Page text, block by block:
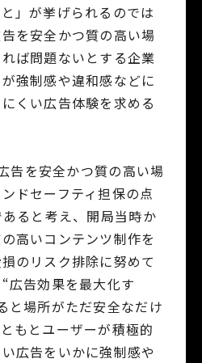
」が挙げられるのでは
を安全かつ質の高い場
ば問題ないとする企業
強制感や違和感などに
くい広告体験を求める
告を安全かつ質の高い場
ドセーフティ担保の点
ると考え、開局当時か
高いコンテンツ制作を
のリスク排除に努めて
広告効果を最大化す
と場所がただ安全なだけ
もとユーザーが積極的
広告をいかに強制感や